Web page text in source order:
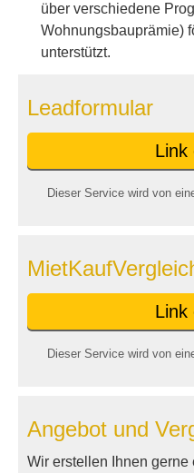
über verschiedene
Wohnungsbauprämie)
unterstützt.
Leadformular
Link
Dieser Service wird von
Link
Dieser Service wird von
Angebot und
Wir erstellen Ihnen